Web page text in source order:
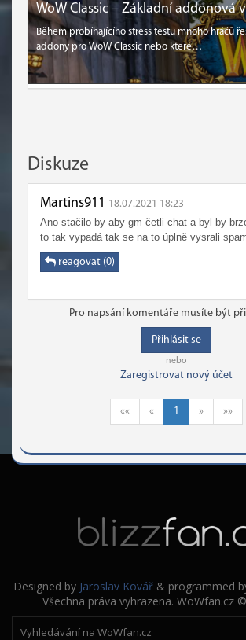
WoW Classic – Základní addonová
Během probíhajícího stress testu mnoho hráčů
addony pro WoW Classic nebo které…
Diskuze
Martins911 18.07.2021 18:23
Ano stačilo by aby gm četli chat a byl by
to tak vypadá tak se na to úplně vysrali
reagovat (0)
Pro napsání komentáře musíte být
Přihlásit se
nebo
Zaregistrovat nový účet
«« « 1 » »»
Designed by Jaroslav Kovář & programmed
Všechna práva vyhrazena. WoWfan.cz